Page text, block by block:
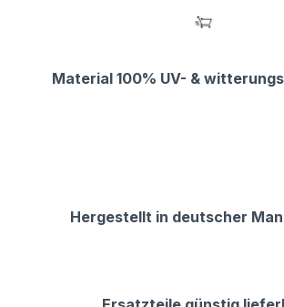
Material 100% UV- &
Hergestellt in deutscher